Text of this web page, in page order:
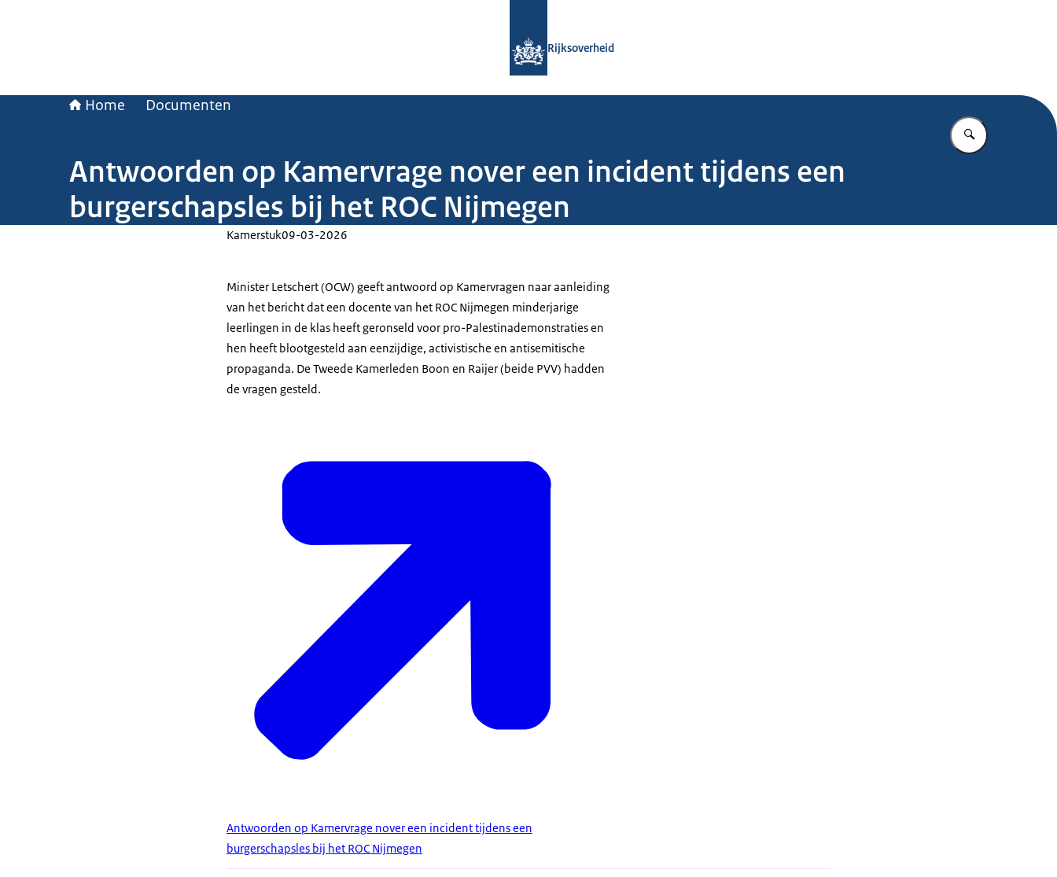
Rijksoverheid
Home Documenten
Vul in wat u
Antwoorden op Kamervrage nover een incident tijdens een
burgerschapsles bij het ROC Nijmegen
Kamerstuk09-03-2026
Minister Letschert (OCW) geeft antwoord op Kamervragen naar aanleiding
van het bericht dat een docente van het ROC Nijmegen minderjarige
leerlingen in de klas heeft geronseld voor pro-Palestinademonstraties en
hen heeft blootgesteld aan eenzijdige, activistische en antisemitische
propaganda. De Tweede Kamerleden Boon en Raijer (beide PVV) hadden
de vragen gesteld.
Antwoorden op Kamervrage nover een incident tijdens een
burgerschapsles bij het ROC Nijmegen